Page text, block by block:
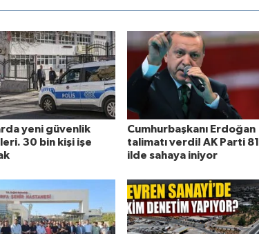
yeni güvenlik
30 bin kişi işe
Cumhurbaşkanı Erdoğan
talimatı verdi! AK Parti 81
ilde sahaya iniyor